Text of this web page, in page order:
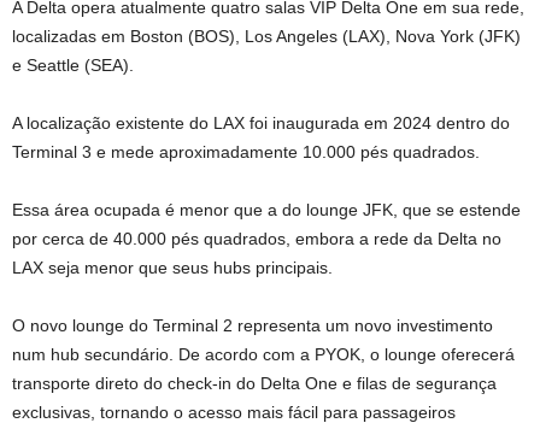
A Delta opera atualmente quatro salas VIP Delta One em sua rede,
localizadas em Boston (BOS), Los Angeles (LAX), Nova York (JFK)
e Seattle (SEA).
A localização existente do LAX foi inaugurada em 2024 dentro do
Terminal 3 e mede aproximadamente 10.000 pés quadrados.
Essa área ocupada é menor que a do lounge JFK, que se estende
por cerca de 40.000 pés quadrados, embora a rede da Delta no
LAX seja menor que seus hubs principais.
O novo lounge do Terminal 2 representa um novo investimento
num hub secundário. De acordo com a PYOK, o lounge oferecerá
transporte direto do check-in do Delta One e filas de segurança
exclusivas, tornando o acesso mais fácil para passageiros